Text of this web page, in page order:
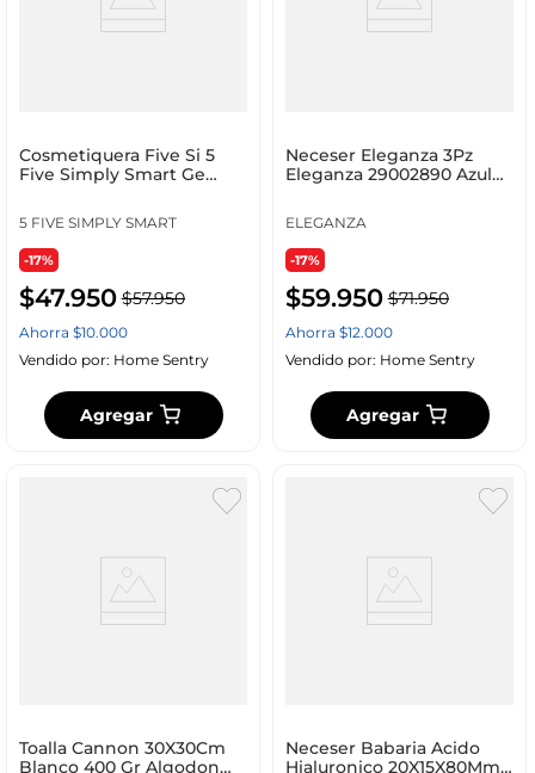
Cosmetiquera Five Si 5
Five Simply Smart Ge
5 FIVE SIMPLY SMART
-17%
$47.950 $57.950
Ahorra $10.000
Vendido por: Home Sentry
Agregar
Neceser Eleganza 3Pz
Eleganza 29002890 Azul
ELEGANZA
-17%
$59.950 $71.950
Ahorra $12.000
Vendido por: Home Sentry
Agregar
Toalla Cannon 30X30Cm
Blanco 400 Gr Algodon
Neceser Babaria Acido
Hialuronico 20X15X80Mm